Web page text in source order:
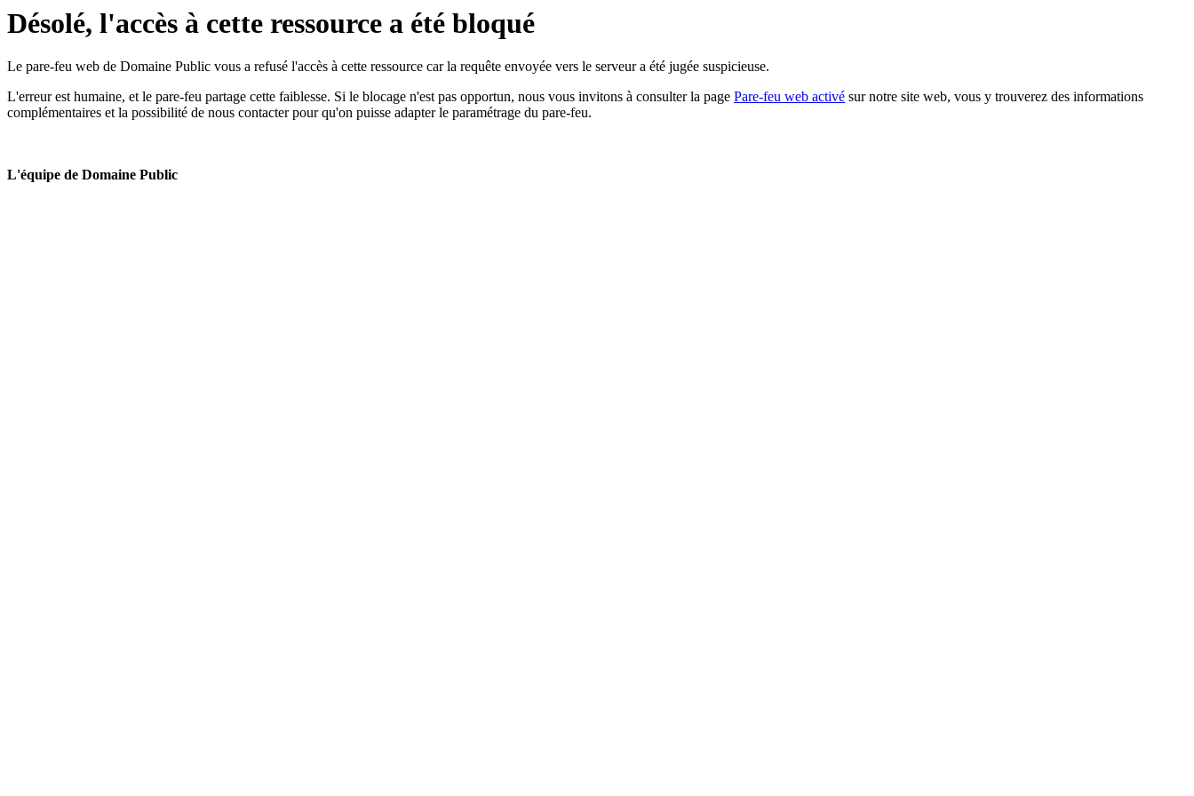
Désolé, l'accès à cette ressource a été bloqué
Le pare-feu web de Domaine Public vous a refusé l'accès à cette ressource car la requête envoyée vers le serveur a été jugée suspicieuse.
L'erreur est humaine, et le pare-feu partage cette faiblesse. Si le blocage n'est pas opportun, nous vous invitons à consulter la page Pare-feu web activé sur notre site web, vous y trouverez des informations
complémentaires et la possibilité de nous contacter pour qu'on puisse adapter le paramétrage du pare-feu.
L'équipe de Domaine Public